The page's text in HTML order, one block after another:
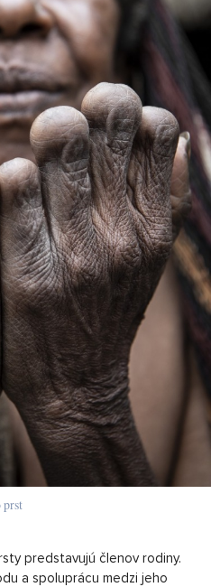
prst
predstavujú členov rodiny.
a spoluprácu medzi jeho